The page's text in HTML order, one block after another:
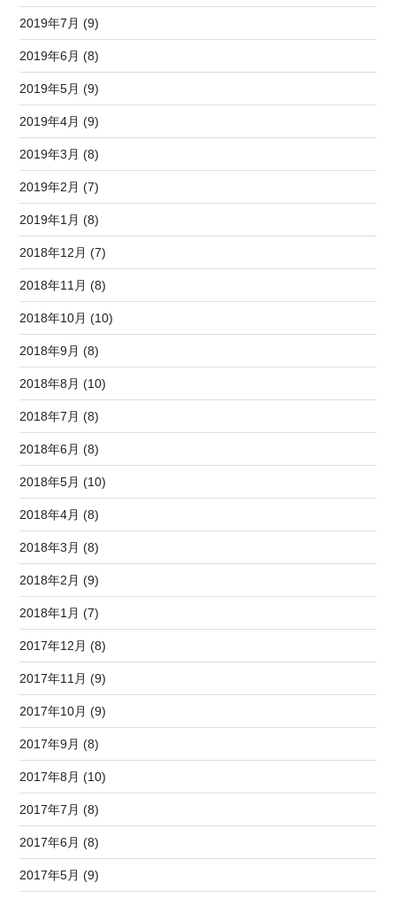
2019年7月 (9)
2019年6月 (8)
2019年5月 (9)
2019年4月 (9)
2019年3月 (8)
2019年2月 (7)
2019年1月 (8)
2018年12月 (7)
2018年11月 (8)
2018年10月 (10)
2018年9月 (8)
2018年8月 (10)
2018年7月 (8)
2018年6月 (8)
2018年5月 (10)
2018年4月 (8)
2018年3月 (8)
2018年2月 (9)
2018年1月 (7)
2017年12月 (8)
2017年11月 (9)
2017年10月 (9)
2017年9月 (8)
2017年8月 (10)
2017年7月 (8)
2017年6月 (8)
2017年5月 (9)